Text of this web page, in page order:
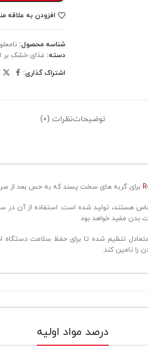
افزودن به علاقه
شناسه محصول:
دسته: غذای خشک بر
اشتراک گذاری:
توضیحاتنظرات (0)
برای گربه های سخت پسند که به حس بعد از
بدن مفید خواهد بود.
تنظیم شده تا برای حفظ سلامت دستگاه
را تامین کند.
درصد مواد اولیه